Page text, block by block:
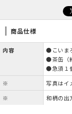
商品仕様
内容
●こいま
●茶缶（
●急須１
※
写真はイ
※
和柄の出